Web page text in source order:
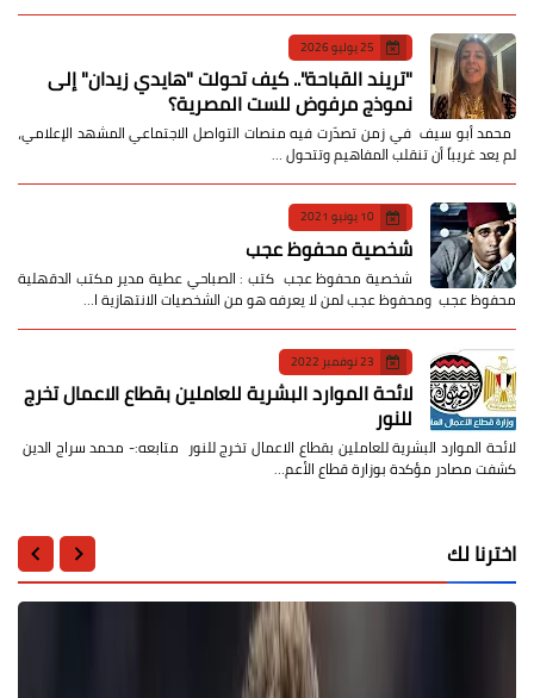
25 يوليو 2026
​"تريند القباحة".. كيف تحولت "هايدي زيدان" إلى
نموذج مرفوض للست المصرية؟
​ محمد أبو سيف ​في زمن تصدّرت فيه منصات التواصل الاجتماعي المشهد الإعلامي،
لم يعد غريباً أن تنقلب المفاهيم وتتحول …
10 يونيو 2021
شخصية محفوظ عجب
شخصية محفوظ عجب كتب : الصباحي عطية مدير مكتب الدقهلية
محفوظ عجب ومحفوظ عجب لمن لا يعرفه هو من الشخصيات الانتهازية ا…
23 نوفمبر 2022
لائحة الموارد البشرية للعاملين بقطاع الاعمال تخرج
للنور
لائحة الموارد البشرية للعاملين بقطاع الاعمال تخرج للنور متابعه:- محمد سراج الدين
كشفت مصادر مؤكدة بوزارة قطاع الأعم…
اخترنا لك